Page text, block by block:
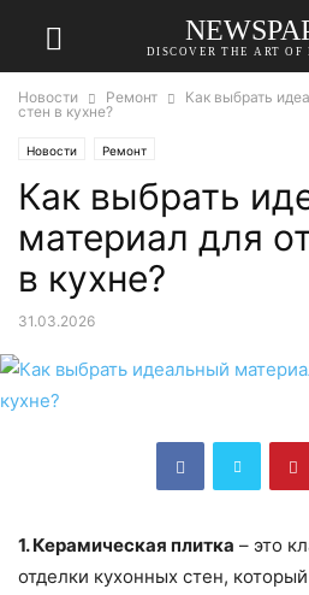
DISCOVER THE ART OF
Новости Ремонт
Как выбрать
стен в кухне?
Новости Ремонт
Как выбрать
материал для
в кухне?
31.03.2026
1. Керамическая плитка – это
отделки кухонных стен,